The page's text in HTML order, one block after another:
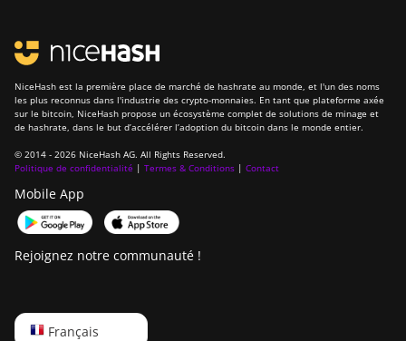
NiceHash est la première place de marché de hashrate au monde, et l'un des noms
les plus reconnus dans l'industrie des crypto-monnaies. En tant que plateforme axée
sur le bitcoin, NiceHash propose un écosystème complet de solutions de minage et
de hashrate, dans le but d’accélérer l’adoption du bitcoin dans le monde entier.
© 2014 - 2026 NiceHash AG. All Rights Reserved.
Politique de confidentialité | Termes & Conditions | Contact
Mobile App
Rejoignez notre communauté !
Français
English